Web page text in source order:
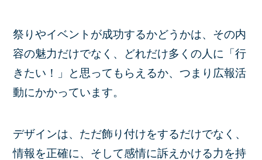
祭りやイベントが成功するかどうかは、その内
容の魅力だけでなく、どれだけ多くの人に「行
きたい！」と思ってもらえるか、つまり広報活
動にかかっています。
デザインは、ただ飾り付けをするだけでなく、
情報を正確に、そして感情に訴えかける力を持